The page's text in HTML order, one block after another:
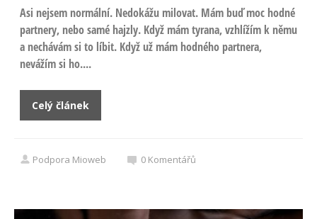
Asi nejsem normální. Nedokážu milovat. Mám buď moc hodné
partnery, nebo samé hajzly. Když mám tyrana, vzhlížím k němu
a nechávám si to líbit. Když už mám hodného partnera,
nevážím si ho....
Celý článek
Podpora Mioweb 0 Komentářů